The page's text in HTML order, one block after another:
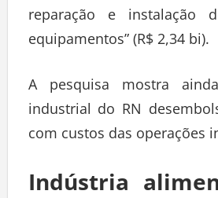
reparação e instalação
equipamentos” (R$ 2,34 bi).
A pesquisa mostra
industrial do RN
com custos das operações
Indústria